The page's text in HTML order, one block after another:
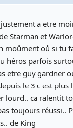
a etre
Starman et
moůment oů si tu
héros parfois
etre guy gardner
le 3 c est plus
lourd.. ca ralentit
toujours réussi..
de King